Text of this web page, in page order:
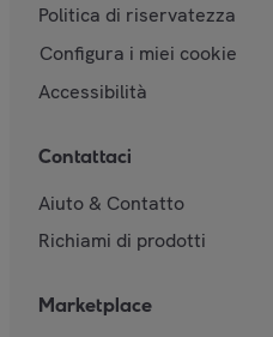
Politica di riservatezza
Configura i miei cookie
Accessibilità
Contattaci
Aiuto & Contatto
Richiami di prodotti
Marketplace